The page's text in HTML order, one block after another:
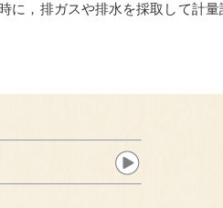
に，排ガスや排水を採取して計量